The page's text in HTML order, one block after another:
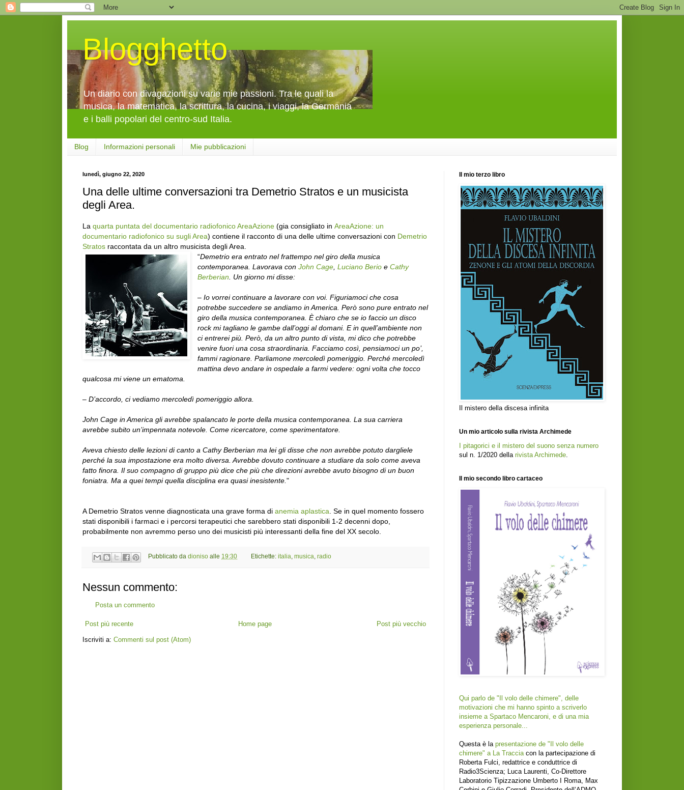
Blogghetto
Un diario con divagazioni su varie mie passioni. Tra le quali la
musica, la matematica, la scrittura, la cucina, i viaggi, la Germania
e i balli popolari del centro-sud Italia.
Blog Informazioni personali Mie pubblicazioni
lunedì, giugno 22, 2020
Una delle ultime conversazioni tra Demetrio Stratos e un musicista
degli Area.
La quarta puntata del documentario radiofonico AreaAzione (gia consigliato in AreaAzione: un
documentario radiofonico su sugli Area) contiene il racconto di una delle ultime conversazioni con Demetrio
Stratos raccontata da un altro musicista degli Area.
“Demetrio era entrato nel frattempo nel giro della musica
contemporanea. Lavorava conJohn Cage ,Luciano Berio eCathy
Berberian . Un giorno mi disse:
– Io vorrei continuare a lavorare con voi. Figuriamoci che cosa
potrebbe succedere se andiamo in America. Però sono pure entrato nel
giro della musica contemporanea. È chiaro che se io faccio un disco
rock mi tagliano le gambe dall’oggi al domani. E in quell’ambiente non
ci entrerei più. Però, da un altro punto di vista, mi dico che potrebbe
venire fuori una cosa straordinaria. Facciamo così, pensiamoci un po’,
fammi ragionare. Parliamone mercoledì pomeriggio. Perché mercoledì
mattina devo andare in ospedale a farmi vedere: ogni volta che tocco
qualcosa mi viene un ematoma.
– D’accordo, ci vediamo mercoledì pomeriggio allora.
John Cage in America gli avrebbe spalancato le porte della musica contemporanea. La sua carriera
avrebbe subito un’impennata notevole. Come ricercatore, come sperimentatore.
Aveva chiesto delle lezioni di canto a Cathy Berberian ma lei gli disse che non avrebbe potuto dargliele
perché la sua impostazione era molto diversa. Avrebbe dovuto continuare a studiare da solo come aveva
fatto finora. Il suo compagno di gruppo più dice che più che direzioni avrebbe avuto bisogno di un buon
foniatra. Ma a quei tempi quella disciplina era quasi inesistente. "
A Demetrio Stratos venne diagnosticata una grave forma di anemia aplastica . Se in quel momento fossero
stati disponibili i farmaci e i percorsi terapeutici che sarebbero stati disponibili 1-2 decenni dopo,
probabilmente non avremmo perso uno dei musicisti più interessanti della fine del XX secolo.
Pubblicato dadioniso alle 19:30 Etichette: italia musica radio
Nessun commento:
Posta un commento
Post più recente Post più vecchio
Home page
Iscriviti a: Commenti sul post (Atom)
Il mio terzo libro
Il mistero della discesa infinita
Un mio articolo sulla rivista Archimede
I pitagorici e il mistero del suono senza numero
sul n. 1/2020 della rivista Archimede
Il mio secondo libro cartaceo
Qui parlo de "Il volo delle chimere", delle
motivazioni che mi hanno spinto a scriverlo
insieme a Spartaco Mencaroni, e di una mia
esperienza personale...
Questa è la presentazione de "Il volo delle
chimere" a La Traccia con la partecipazione di
Roberta Fulci, redattrice e conduttrice di
Radio3Scienza; Luca Laurenti, Co-Direttore
Laboratorio Tipizzazione Umberto I Roma, Max